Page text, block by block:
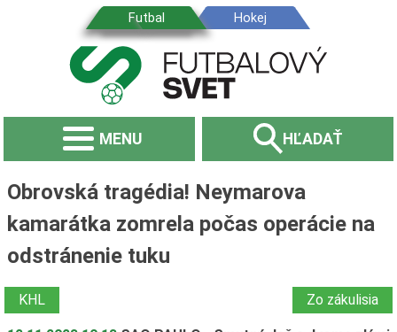
MENU HĽADAŤ
Obrovská tragédia! Neymarova
kamarátka zomrela počas operácie na
odstránenie tuku
KHL Zo zákulisia